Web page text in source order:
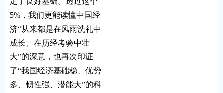
5%，我们更能读懂中国经
济“从来都是在风雨洗礼中
成长、在历经考验中壮
大”的深意，也再次印证
了“我国经济基础稳、优势
多、韧性强、潜能大”的科